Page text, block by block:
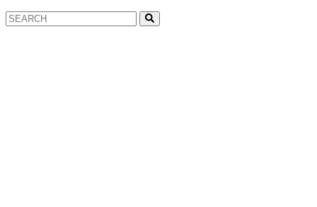
Search
for: